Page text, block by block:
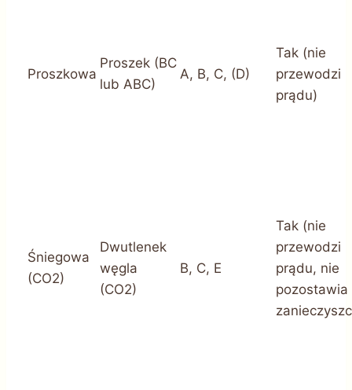
Proszkowa
Proszek (BC
lub ABC)
A, B, C, (D)
Tak (nie
przewodzi
prądu)
Śniegowa
(CO2)
Dwutlenek
węgla
(CO2)
B, C, E
Tak (nie
przewodzi
prądu, nie
pozostawia